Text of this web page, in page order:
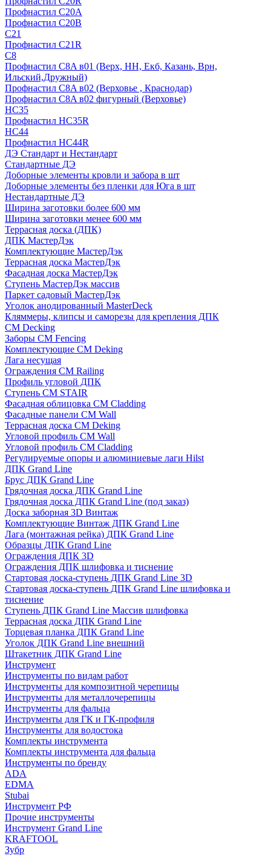
Профнастил С20А
Профнастил С20В
C21
Профнастил С21R
C8
Профнастил С8A в01 (Верх, НН, Екб, Казань, Врн,
Ильский,Дружный)
Профнастил С8A в02 (Верховье , Краснодар)
Профнастил С8A в02 фигурный (Верховье)
HС35
Профнастил HC35R
НС44
Профнастил НС44R
ДЭ Стандарт и Нестандарт
Стандартные ДЭ
Доборные элементы кровли и забора в шт
Доборные элементы без пленки для Юга в шт
Нестандартные ДЭ
Ширина заготовки более 600 мм
Ширина заготовки менее 600 мм
Террасная доска (ДПК)
ДПК МастерДэк
Комплектующие МастерДэк
Террасная доска МастерДэк
Фасадная доска МастерДэк
Ступень МастерДэк массив
Паркет садовый МастерДэк
Уголок анодированный MasterDeck
Кляммеры, клипсы и саморезы для крепления ДПК
CM Decking
Заборы CM Fencing
Комплектующие CM Deking
Лага несущая
Ограждения CM Railing
Профиль угловой ДПК
Ступень CM STAIR
Фасадная облицовка CM Cladding
Фасадные панели CM Wall
Террасная доска CM Deking
Угловой профиль CM Wall
Угловой профиль CM Cladding
Регулируемые опоры и алюминиевые лаги Hilst
ДПК Grand Line
Брус ДПК Grand Line
Грядочная доска ДПК Grand Line
Грядочная доска ДПК Grand Line (под заказ)
Доска заборная 3D Винтаж
Комплектующие Винтаж ДПК Grand Line
Лага (монтажная рейка) ДПК Grand Line
Образцы ДПК Grand Line
Ограждения ДПК 3D
Ограждения ДПК шлифовка и тиснение
Стартовая доска-ступень ДПК Grand Line 3D
Стартовая доска-ступень ДПК Grand Line шлифовка и
тиснение
Ступень ДПК Grand Line Массив шлифовка
Террасная доска ДПК Grand Line
Торцевая планка ДПК Grand Line
Уголок ДПК Grand Line внешний
Штакетник ДПК Grand Line
Инструмент
Инструменты по видам работ
Инструменты для композитной черепицы
Инструменты для металлочерепицы
Инструменты для фальца
Инструменты для ГК и ГК-профиля
Инструменты для водостока
Комплекты инструмента
Комплекты инструмента для фальца
Инструменты по бренду
ADA
EDMA
Stubai
Инструмент РФ
Прочие инструменты
Инструмент Grand Line
KRAFTOOL
Зубр